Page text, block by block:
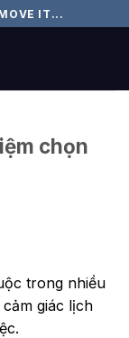
IT...
chọn
trong nhiều
giác lịch